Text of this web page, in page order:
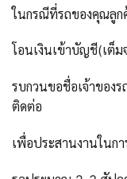
ในกรณีที่รถของคุณลูก
โอนเงินเข้าบัญชี(เต็
รบกวนขอชื่อเจ้าของ
ติดต่อ
เพื่อประสานงานในก